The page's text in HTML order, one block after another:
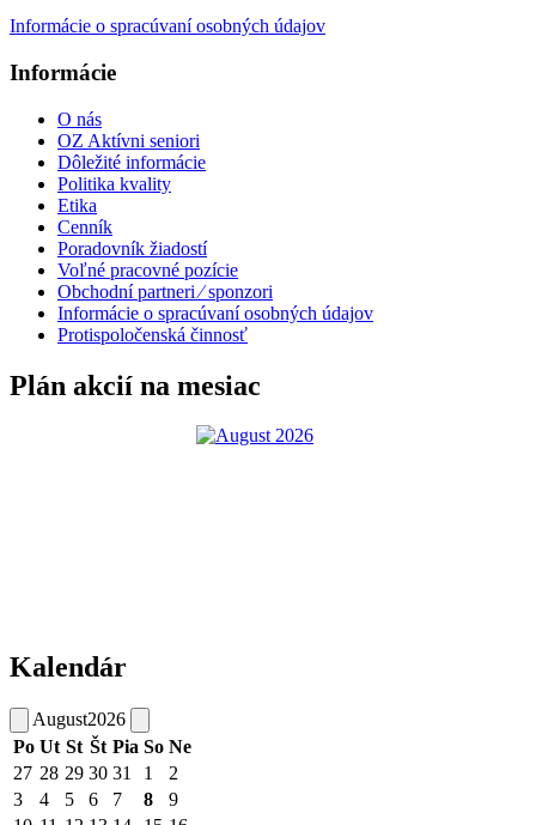
Informácie o spracúvaní osobných údajov
Informácie
O nás
OZ Aktívni seniori
Dôležité informácie
Politika kvality
Etika
Cenník
Poradovník žiadostí
Voľné pracovné pozície
Obchodní partneri ⁄ sponzori
Informácie o spracúvaní osobných údajov
Protispoločenská činnosť
Plán akcií na mesiac
Kalendár
August2026
Po Ut St Št Pia So Ne
27 28 29 30 31 1
2
3
4 5 6 7 8
9